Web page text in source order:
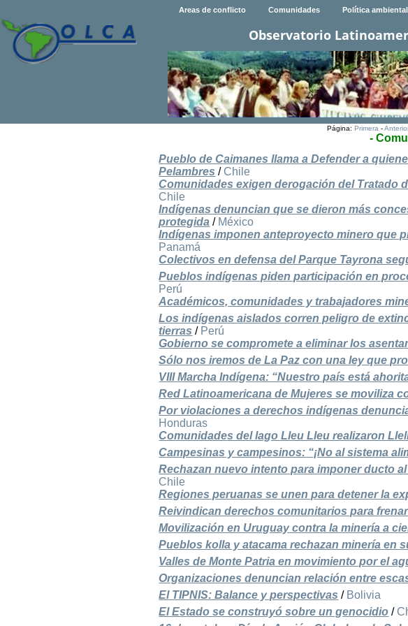
Areas de conflicto Comunidades Política ambiental
Observatorio
Página: Primera-
-
Pueblo de Caimanes llama a Defender a
Pelambres / Chile
Comunidades exigen derogación del Tratado
Chile
Indígenas denuncian que se dieron más
protegida / México
Indígenas imponen anteproyecto minero que
Panamá
Colectivos en defensa del Parque Tayrona
Pueblos indígenas piden participación en
Perú
Académicos, comunidades y trabajadores
Los indígenas aislados corren peligro de
tierras / Perú
Gobierno se compromete a eliminar los
Sólo nos iremos de La Paz con una ley que
VIII Marcha Indígena: “Nuestro país está
Red Latinoamericana de Mujeres se moviliza
Por violaciones a derechos indígenas
Honduras
Comunidades del lago Lleu Lleu realizaron
Campesinas y campesinos: “¡No al sistema
Rechazan nuevo intento para imponer ducto
Chile
Regiones peruanas se unen para detener la
Reivindican derechos comunitarios para
Movilización en Uruguay contra la minería a
Pueblos kolla y atacama rechazan minería en
Valles de Monte Patria en movimiento por el
Organizaciones denuncian relación entre
El TIPNIS: Balance y perspectivas / Bolivia
El Estado se construyó sobre un genocidio /